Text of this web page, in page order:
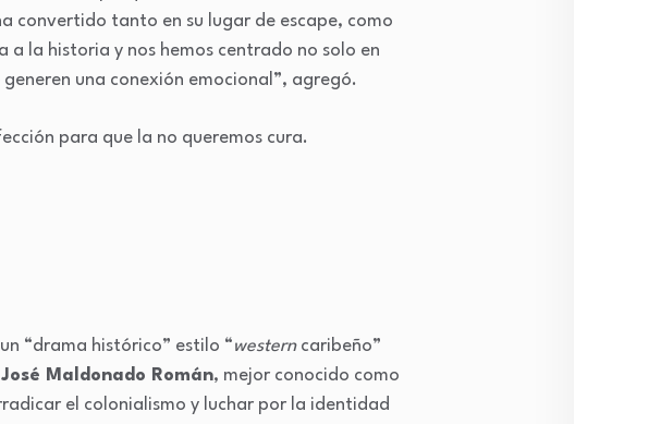
convertido tanto en su lugar de escape, como
la historia y nos hemos centrado no solo en
una conexión emocional”, agregó.
para que la no queremos cura.
“drama histórico” estilo “westerncaribeño”
José Maldonado Román, mejor conocido como
el colonialismo y luchar por la identidad